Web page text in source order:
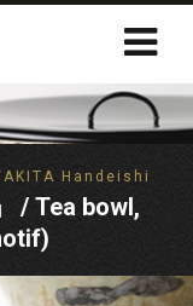
Handeishi
/ Tea bowl,